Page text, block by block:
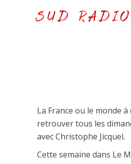
SUD
La France ou le monde
retrouver tous les
avec Christophe Jicquel.
Cette semaine dans Le